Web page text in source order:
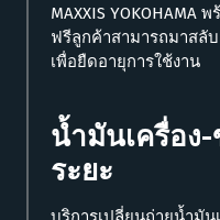
MAXXIS YOKOHAMA
ฟรีลูกค้าสามารถมาสลั
เพื่อยืดอายุการใช้งาน
น้ำมันเครื่อง
ระยะ